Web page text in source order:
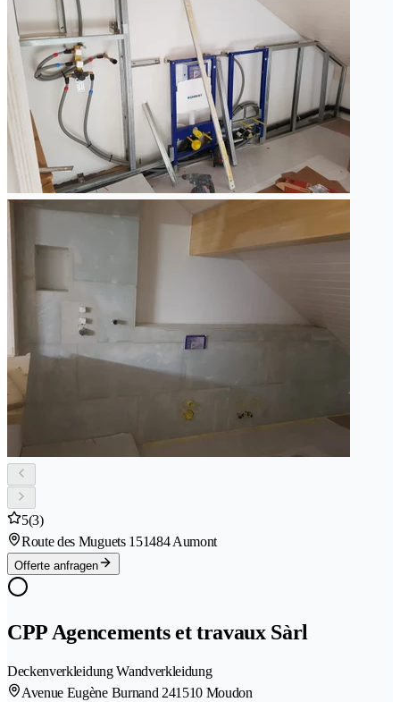
5(3)
Route des Muguets 151484 Aumont
Offerte anfragen
CPP Agencements et travaux Sàrl
Deckenverkleidung Wandverkleidung
Avenue Eugène Burnand 241510 Moudon